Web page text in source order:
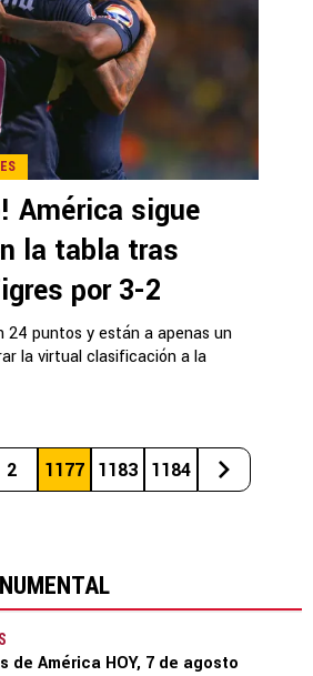
América sigue
la tabla tras
por 3-2
24 puntos y están a apenas un
la virtual clasificación a la
2 1177 1183 1184
de América HOY, 7 de agosto